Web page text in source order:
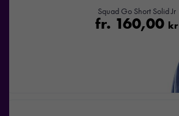
Squad Go Short Solid Jr
fr. 160,00 kr